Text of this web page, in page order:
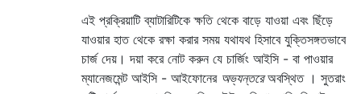
এই প্রক্রিয়াটি ব্যাটারিটিকে ক্ষতি থেকে বাড়ে যাওয়া এবং ছিঁড়ে
যাওয়ার হাত থেকে রক্ষা করার সময় যথাযথ হিসাবে যুক্তিসঙ্গতভাবে
চার্জ দেয়। দয়া করে নোট করুন যে চার্জিং আইসি - বা পাওয়ার
ম্যানেজমেন্ট আইসি - আইফোনের অভ্যন্তরেঅবস্থিত । সুতরাং